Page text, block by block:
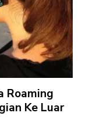
Roaming
Ke Luar